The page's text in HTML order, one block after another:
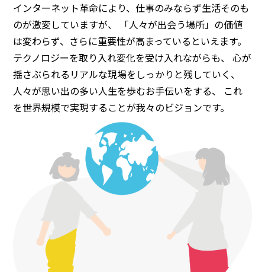
インターネット革命により、仕事のみならず生活そのも
のが激変していますが、
「人々が出会う場所」の価値
は変わらず、さらに重要性が高まっているといえます。
テクノロジーを取り入れ変化を受け入れながらも、 心が
揺さぶられるリアルな現場をしっかりと残していく、
人々が思い出の多い人生を歩むお手伝いをする、
これ
を世界規模で実現することが我々のビジョンです。